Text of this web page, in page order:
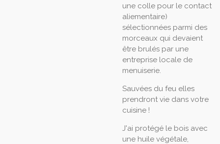
une colle pour le contact
aliementaire)
sélectionnées parmi des
morceaux qui devaient
être brulés par une
entreprise locale de
menuiserie.
Sauvées du feu elles
prendront vie dans votre
cuisine !
J'ai protégé le bois avec
une huile végétale,